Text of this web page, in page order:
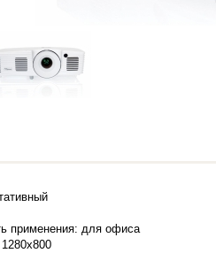
применения: для офиса